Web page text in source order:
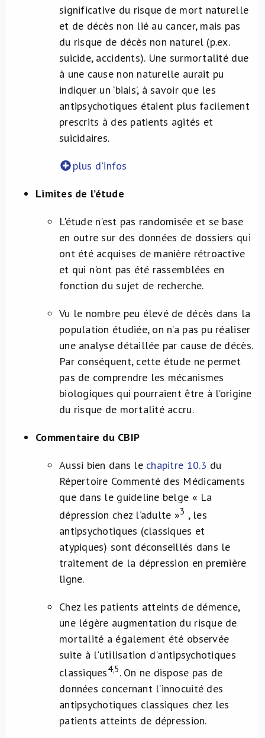
significative du risque de mort naturelle
et de décès non lié au cancer, mais pas
du risque de décès non naturel (p.ex.
suicide, accidents). Une surmortalité due
à une cause non naturelle aurait pu
indiquer un ‘biais’, à savoir que les
antipsychotiques étaient plus facilement
prescrits à des patients agités et
suicidaires.
plus d'infos
Limites de l’étude
L'étude n'est pas randomisée et se base
en outre sur des données de dossiers qui
ont été acquises de manière rétroactive
et qui n'ont pas été rassemblées en
fonction du sujet de recherche.
Vu le nombre peu élevé de décès dans la
population étudiée, on n’a pas pu réaliser
une analyse détaillée par cause de décès.
Par conséquent, cette étude ne permet
pas de comprendre les mécanismes
biologiques qui pourraient être à l’origine
du risque de mortalité accru.
Commentaire du CBIP
Aussi bien dans le chapitre 10.3 du
Répertoire Commenté des Médicaments
que dans le guideline belge « La
dépression chez l’adulte »3 , les
antipsychotiques (classiques et
atypiques) sont déconseillés dans le
traitement de la dépression en première
ligne.
Chez les patients atteints de démence,
une légère augmentation du risque de
mortalité a également été observée
suite à l'utilisation d'antipsychotiques
classiques4,5. On ne dispose pas de
données concernant l’innocuité des
antipsychotiques classiques chez les
patients atteints de dépression.